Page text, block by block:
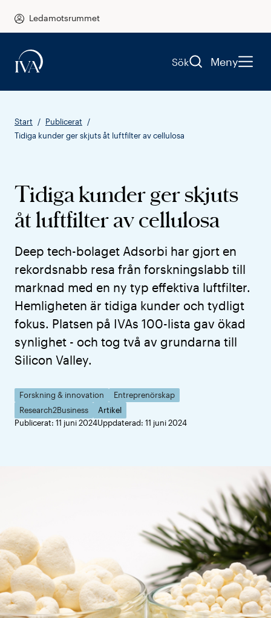
Ledamotsrummet
Sök Meny
Start
Publicerat
Tidiga kunder ger skjuts åt luftfilter av cellulosa
Tidiga kunder ger skjuts
åt luftfilter av cellulosa
Deep tech-bolaget Adsorbi har gjort en
rekordsnabb resa från forskningslabb till
marknad med en ny typ effektiva luftfilter.
Hemligheten är tidiga kunder och tydligt
fokus. Platsen på IVAs 100-lista gav ökad
synlighet - och tog två av grundarna till
Silicon Valley.
Forskning & innovation
Entreprenörskap
Research2Business
Artikel
Publicerat: 11 juni 2024Uppdaterad: 11 juni 2024